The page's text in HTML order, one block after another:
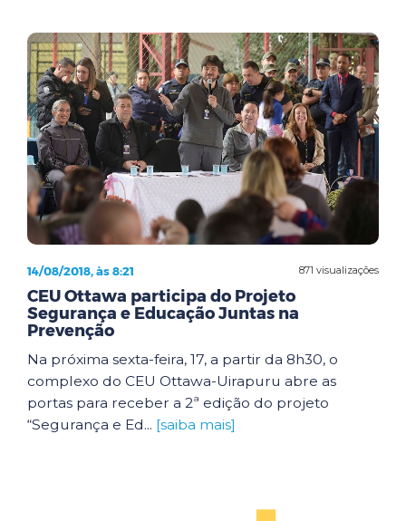
871 visualizações
14/08/2018, às 8:21
CEU Ottawa participa do Projeto
Segurança e Educação Juntas na
Prevenção
Na próxima sexta-feira, 17, a partir da 8h30, o
complexo do CEU Ottawa-Uirapuru abre as
portas para receber a 2ª edição do projeto
“Segurança e Ed... [saiba mais]